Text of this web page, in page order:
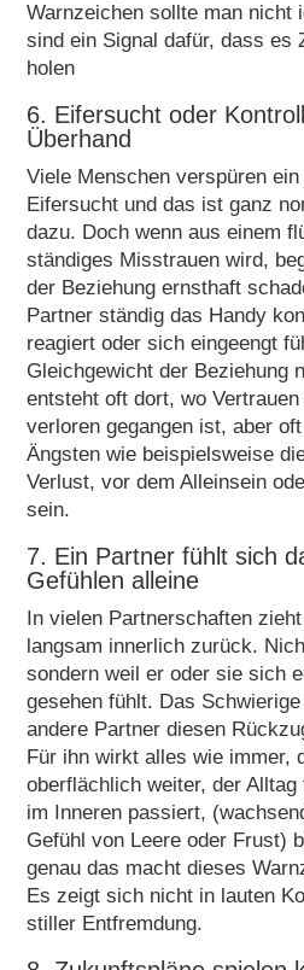
Warnzeichen sollte man nicht
sind ein Signal dafür, dass es
holen
6. Eifersucht oder
Überhand
Viele Menschen verspüren
Eifersucht und das ist ganz
dazu. Doch wenn aus einem
ständiges Misstrauen wird,
der Beziehung ernsthaft
Partner ständig das Handy
reagiert oder sich eingeengt
Gleichgewicht der Beziehung
entsteht oft dort, wo
verloren gegangen ist, aber
Ängsten wie beispielsweise
Verlust, vor dem Alleinsein
sein.
7. Ein Partner fühlt sich
Gefühlen alleine
In vielen Partnerschaften
langsam innerlich zurück.
sondern weil er oder sie sich
gesehen fühlt. Das
andere Partner diesen
Für ihn wirkt alles wie immer,
oberflächlich weiter, der
im Inneren passiert,
Gefühl von Leere oder Frust)
genau das macht dieses
Es zeigt sich nicht in lauten
stiller Entfremdung.